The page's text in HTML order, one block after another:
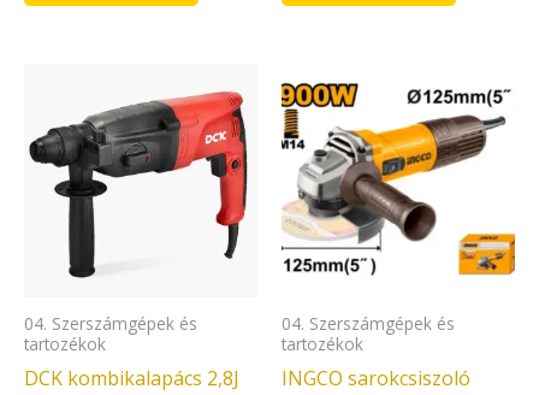
04. Szerszámgépek és
tartozékok
DCK kombikalapács 2,8J
04. Szerszámgépek és
tartozékok
INGCO sarokcsiszoló